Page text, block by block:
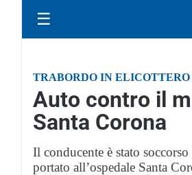
☰
TRABORDO IN ELICOTTERO
Auto contro il
Santa Corona
Il conducente è stato
portato all’ospedale Santa